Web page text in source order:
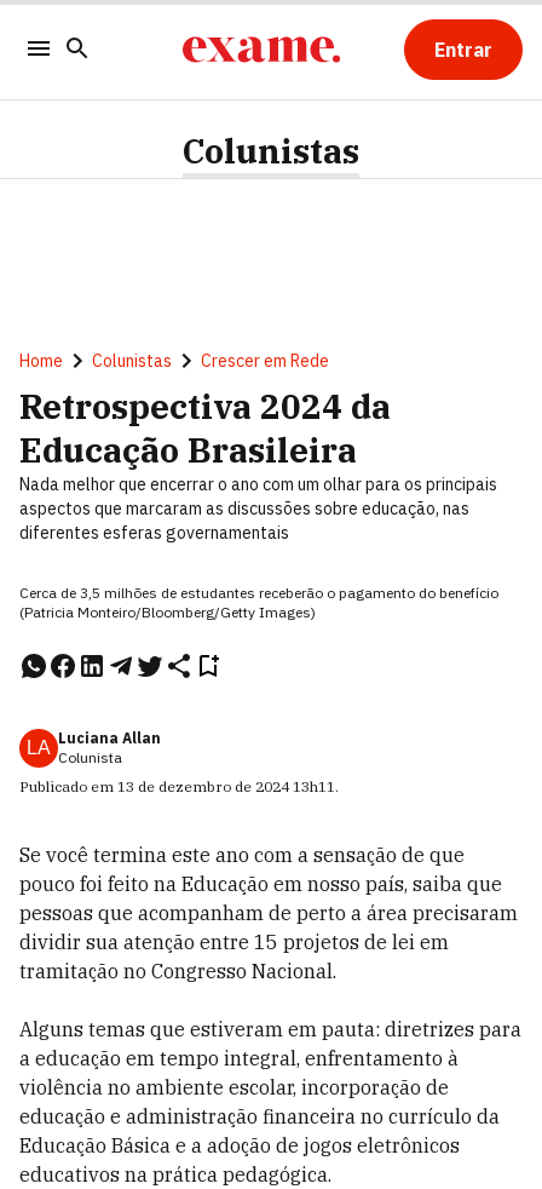
Entrar
Colunistas
Home Colunistas Crescer em Rede
Retrospectiva 2024 da
Educação Brasileira
Nada melhor que encerrar o ano com um olhar para os principais
aspectos que marcaram as discussões sobre educação, nas
diferentes esferas governamentais
Cerca de 3,5 milhões de estudantes receberão o pagamento do benefício
(Patricia Monteiro/Bloomberg/Getty Images)
LA Luciana Allan
Colunista
Publicado em 13 de dezembro de 2024 13h11.
Se você termina este ano com a sensação de que
pouco foi feito na Educação em nosso país, saiba que
pessoas que acompanham de perto a área precisaram
dividir sua atenção entre 15 projetos de lei em
tramitação no Congresso Nacional.
Alguns temas que estiveram em pauta: diretrizes para
a educação em tempo integral, enfrentamento à
violência no ambiente escolar, incorporação de
educação e administração financeira no currículo da
Educação Básica e a adoção de jogos eletrônicos
educativos na prática pedagógica.